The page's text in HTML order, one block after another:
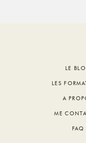
LE
LES
A
ME
FAQ